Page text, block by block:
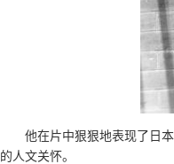
他在片中狠狠地表现了日
的人文关怀。